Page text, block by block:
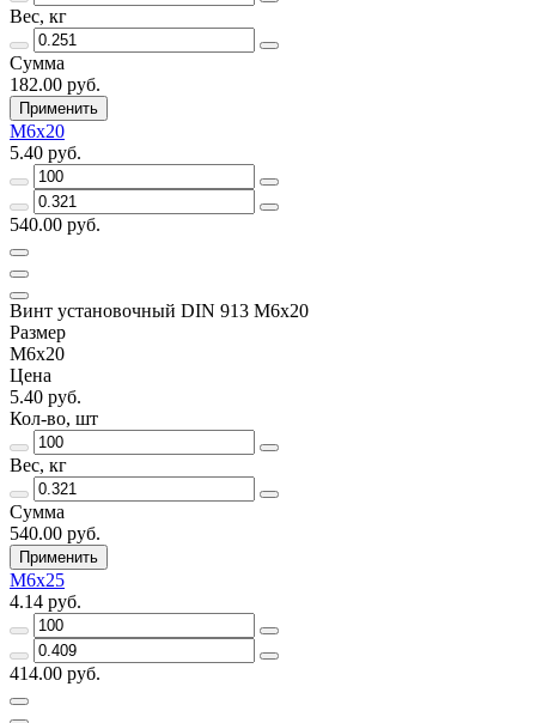
Вес, кг
Сумма
182.00 руб.
Применить
М6х20
5.40 руб.
540.00 руб.
Винт установочный DIN 913 М6х20
Размер
М6х20
Цена
5.40 руб.
Кол-во, шт
Вес, кг
Сумма
540.00 руб.
Применить
М6х25
4.14 руб.
414.00 руб.